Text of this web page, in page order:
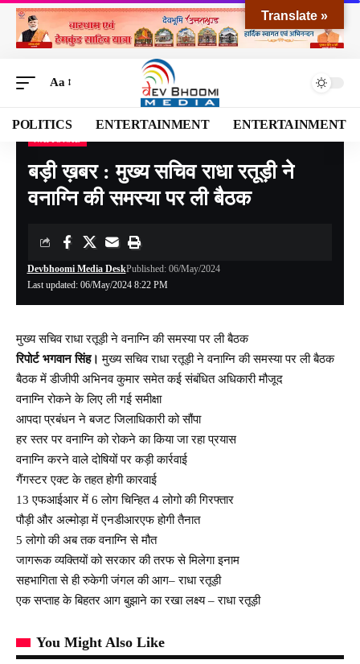
Aa
POLITICS ENTERTAINMENT ENTERTAINMENT
Devbhoomi Media Blog>NATIONAL>बड़ी ख़बर : मुख्य सचिव राधा रतूड़ी ने वनाग्नि की समस्या पर ली बैठक
बड़ी ख़बर : मुख्य सचिव राधा रतूड़ी ने
वनाग्नि की समस्या पर ली बैठक
Last updated: 06/May/2024 8:22 PM
Devbhoomi Media DeskPublished: 06/May/2024
मुख्य सचिव राधा रतूड़ी ने वनाग्नि की समस्या पर ली बैठक
रिपोर्ट भगवान सिंह।मुख्य सचिव राधा रतूड़ी ने वनाग्नि की समस्या पर ली बैठक
बैठक में डीजीपी अभिनव कुमार समेत कई संबंधित अधिकारी मौजूद
वनाग्नि रोकने के लिए ली गई समीक्षा
आपदा प्रबंधन ने बजट जिलाधिकारी को सौंपा
हर स्तर पर वनाग्नि को रोकने का किया जा रहा प्रयास
वनाग्नि करने वाले दोषियों पर कड़ी कार्रवाई
गैंगस्टर एक्ट के तहत होगी कारवाई
13 एफआईआर में 6 लोग चिन्हित 4 लोगो की गिरफ्तार
पौड़ी और अल्मोड़ा में एनडीआरएफ होगी तैनात
5 लोगो की अब तक वनाग्नि से मौत
जागरूक व्यक्तियों को सरकार की तरफ से मिलेगा इनाम
सहभागिता से ही रुकेगी जंगल की आग– राधा रतूड़ी
एक सप्ताह के बिहतर आग बुझाने का रखा लक्ष्य – राधा रतूड़ी
You Might Also Like
Translate »